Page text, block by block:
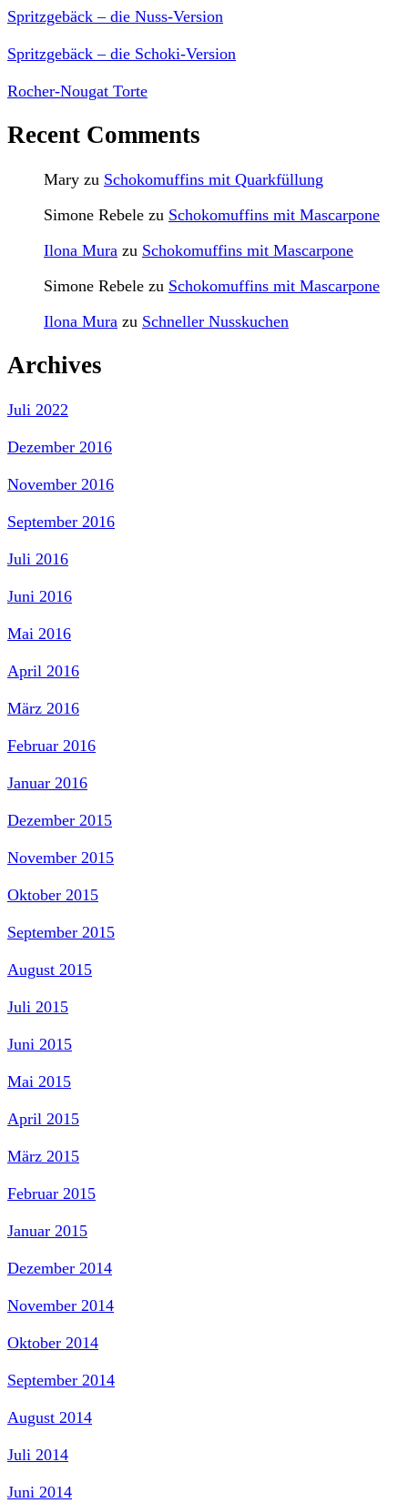
Spritzgebäck – die Nuss-Version
Spritzgebäck – die Schoki-Version
Rocher-Nougat Torte
Recent Comments
Mary zu Schokomuffins mit Quarkfüllung
Simone Rebele zu Schokomuffins mit Mascarpone
Ilona Mura zu Schokomuffins mit Mascarpone
Simone Rebele zu Schokomuffins mit Mascarpone
Ilona Mura zu Schneller Nusskuchen
Archives
Juli 2022
Dezember 2016
November 2016
September 2016
Juli 2016
Juni 2016
Mai 2016
April 2016
März 2016
Februar 2016
Januar 2016
Dezember 2015
November 2015
Oktober 2015
September 2015
August 2015
Juli 2015
Juni 2015
Mai 2015
April 2015
März 2015
Februar 2015
Januar 2015
Dezember 2014
November 2014
Oktober 2014
September 2014
August 2014
Juli 2014
Juni 2014